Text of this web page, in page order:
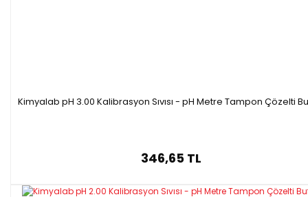
Kimyalab pH 3.00 Kalibrasyon Sıvısı - pH Metre Tampon Çözelti
346,65 TL